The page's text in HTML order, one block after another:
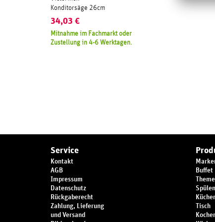
Konditorsäge 26cm
34,03 €
Mitnahme im Fachmarkt oder
Zustellung in 4-6 Werktagen.
Service
Kontakt
AGB
Impressum
Datenschutz
Rückgaberecht
Zahlung, Lieferung
und Versand
Buffet
Spülen
Tisch